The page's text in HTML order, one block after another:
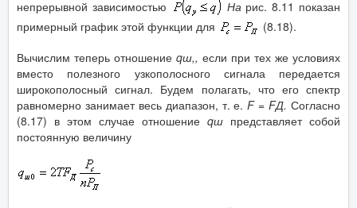
непрерывной зависимостью
На рис. 8.11 показан
примерный график этой функции для
(8.18).
Вычислим теперь отношение qш,, если при тех же условиях
вместо полезного узкополосного сигнала передается
широкополосный сигнал. Будем полагать, что его спектр
равномерно занимает весь диапазон, т. е.F=FД.Согласно
(8.17) в этом случае отношение qш представляет собой
постоянную величину